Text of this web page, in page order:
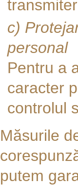
c)
personal
Pentru a
caracter
controlul
Măsurile
putem